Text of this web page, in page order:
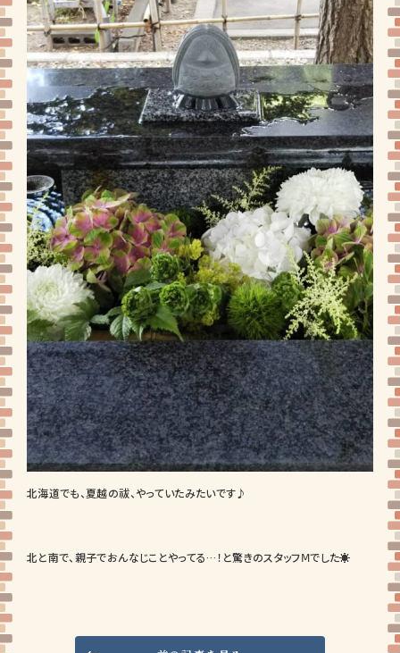
北海道でも、夏越の祓、やっていたみたいです♪
北と南で、親子でおんなじことやってる…！と驚きのスタッフⅯでした☀